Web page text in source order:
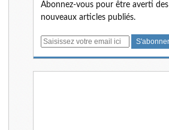
Abonnez-vous pour être averti des
nouveaux articles publiés.
E